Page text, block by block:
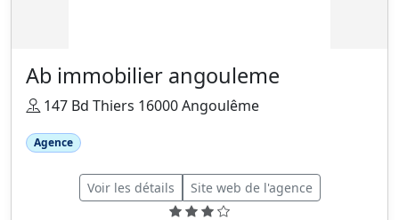
Ab immobilier angouleme
147 Bd Thiers 16000 Angoulême
Agence
Voir les détails Site web de l'agence